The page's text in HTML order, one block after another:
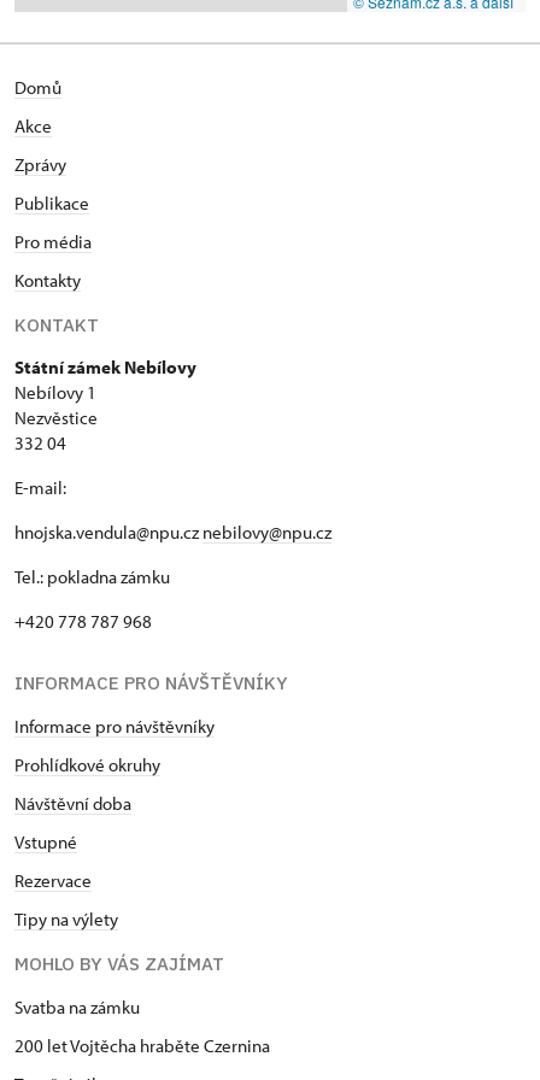
Domů
Akce
Zprávy
Publikace
Pro média
Kontakty
KONTAKT
Státní zámek Nebílovy
Nebílovy 1
Nezvěstice
332 04
E-mail:
hnojska.vendula@npu.cznebilovy@npu.cz
Tel.: pokladna zámku
+420 778 787 968
INFORMACE PRO NÁVŠTĚVNÍKY
Informace pro návštěvníky
Prohlídkové okruhy
Návštěvní doba
Vstupné
Rezervace
Tipy na výlety
MOHLO BY VÁS ZAJÍMAT
Svatba na zámku
200 let Vojtěcha hraběte Czernina